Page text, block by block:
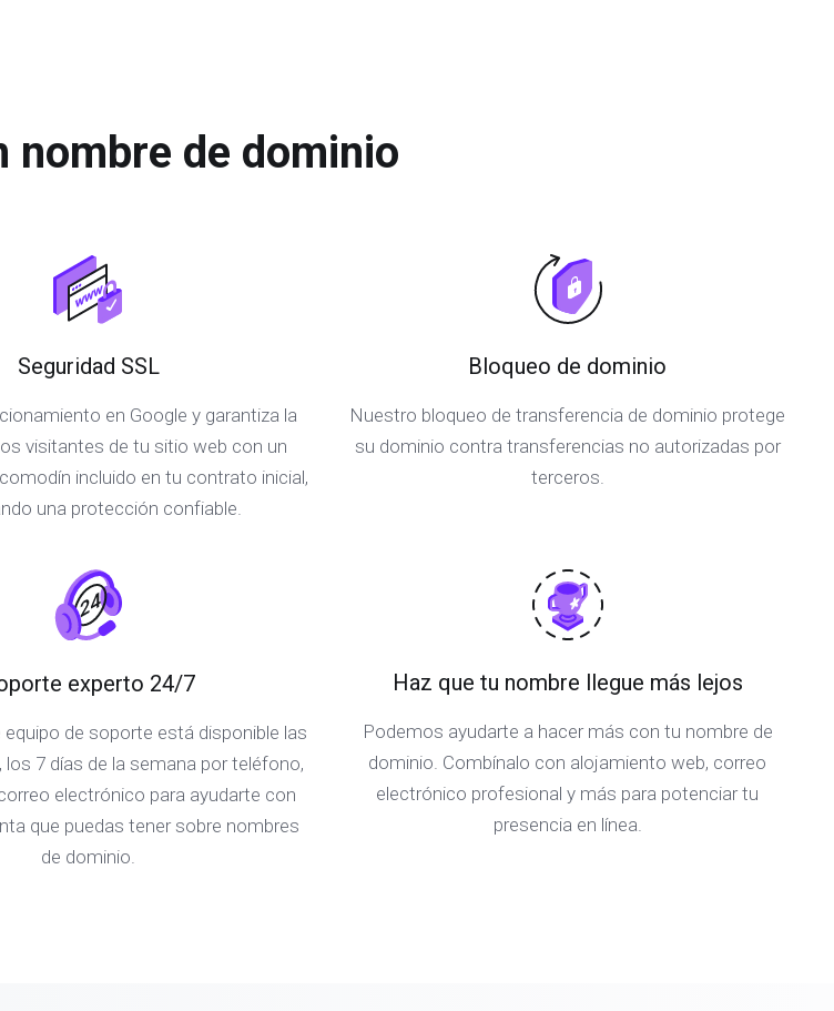
nombre de dominio
Seguridad SSL
en Google y garantiza la
visitantes de tu sitio web con un
incluido en tu contrato inicial,
una protección confiable.
Bloqueo de dominio
Nuestro bloqueo de transferencia de dominio protege
su dominio contra transferencias no autorizadas por
terceros.
experto 24/7
de soporte está disponible las
los 7 días de la semana por teléfono,
electrónico para ayudarte con
que puedas tener sobre nombres
de dominio.
Haz que tu nombre llegue más lejos
Podemos ayudarte a hacer más con tu nombre de
dominio. Combínalo con alojamiento web, correo
electrónico profesional y más para potenciar tu
presencia en línea.